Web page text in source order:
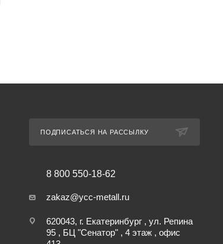
ПОДПИСАТЬСЯ НА РАССЫЛКУ
8 800 550-18-62
zakaz@ycc-metall.ru
620043, г. Екатеринбург , ул. Репина
95 , БЦ "Сенатор" , 4 этаж , офис